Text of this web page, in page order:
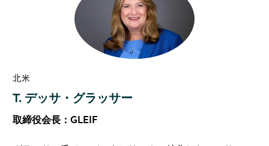
北米
T. デッサ・グラッサー
取締役会長：GLEIF